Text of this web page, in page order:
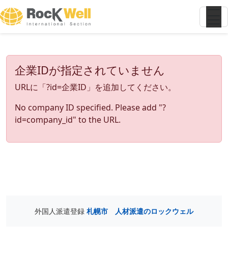
企業IDが指定されていません
URLに「?id=企業ID」を追加してください。
No company ID specified. Please add "?
id=company_id" to the URL.
外国人派遣登録 札幌市 人材派遣のロックウェル